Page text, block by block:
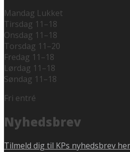
Mandag Lukket
Tirsdag 11–18
Onsdag 11–18
Torsdag 11–20
Fredag 11–18
Lørdag 11–18
Søndag 11–18
Fri entré
Nyhedsbrev
Tilmeld dig til KPs nyhedsbrev